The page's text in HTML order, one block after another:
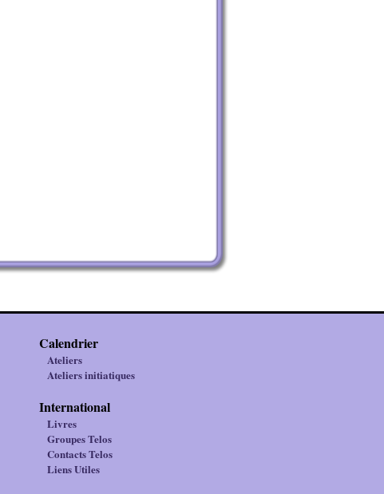
Calendrier
Ateliers
Ateliers initiatiques
International
Livres
Groupes Telos
Contacts Telos
Liens Utiles